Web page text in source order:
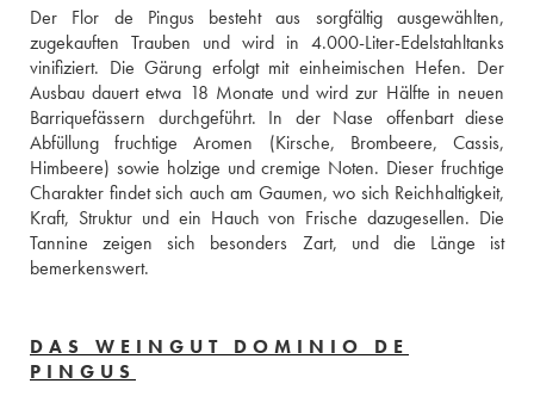
Der Flor de Pingus besteht aus sorgfältig ausgewählten,
zugekauften Trauben und wird in 4.000-Liter-Edelstahltanks
vinifiziert. Die Gärung erfolgt mit einheimischen Hefen. Der
Ausbau dauert etwa 18 Monate und wird zur Hälfte in neuen
Barriquefässern durchgeführt. In der Nase offenbart diese
Abfüllung fruchtige Aromen (Kirsche, Brombeere, Cassis,
Himbeere) sowie holzige und cremige Noten. Dieser fruchtige
Charakter findet sich auch am Gaumen, wo sich Reichhaltigkeit,
Kraft, Struktur und ein Hauch von Frische dazugesellen. Die
Tannine zeigen sich besonders Zart, und die Länge ist
bemerkenswert.
DAS WEINGUT DOMINIO DE
PINGUS